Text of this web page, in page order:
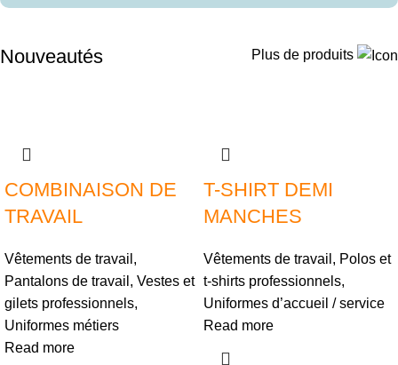
Nouveautés Plus de produits
COMBINAISON DE
TRAVAIL
Vêtements de travail ,
Pantalons de travail , Vestes et
gilets professionnels,
Uniformes métiers
Read more
T-SHIRT DEMI
MANCHES
Vêtements de travail , Polos et
t-shirts professionnels,
Uniformes d’accueil / service
Read more